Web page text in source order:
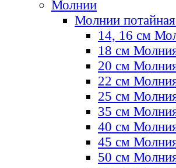
Молнии
Молнии
14, 16 см
18 см
20 см
22 см
25 см
35 см
40 см
45 см
50 см